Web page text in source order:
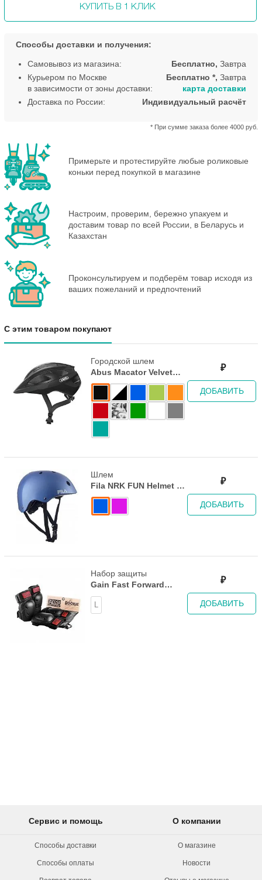
КУПИТЬ В 1 КЛИК
Способы доставки и получения:
Самовывоз из магазина: Бесплатно, Завтра
Курьером по Москве
в зависимости от зоны доставки:
Бесплатно *, Завтра
* При сумме заказа более 4000 руб.
карта доставки
Доставка по России:
Индивидуальный расчёт
Примерьте и протестируйте любые роликовые
коньки перед покупкой в магазине
Настроим, проверим, бережно упакуем и
доставим товар по всей России, в Беларусь и
Казахстан
Проконсультируем и подберём товар исходя из
ваших пожеланий и предпочтений
С этим товаром покупают
Городской шлем
Abus Macator Velvet
Black
₽
ДОБАВИТЬ
Шлем
Fila NRK FUN Helmet -
Light Blue
₽
ДОБАВИТЬ
Набор защиты
Gain Fast Forward
Rookie Knee & Elbow
Pad
L
₽
ДОБАВИТЬ
Сервис и помощь
Способы доставки
Способы оплаты
О компании
О магазине
Новости